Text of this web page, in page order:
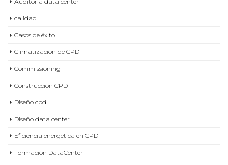
calidad
Casos de éxito
Climatización de CPD
Commissioning
Construccion CPD
Diseño cpd
Diseño data center
Eficiencia energetica en CPD
Formación DataCenter